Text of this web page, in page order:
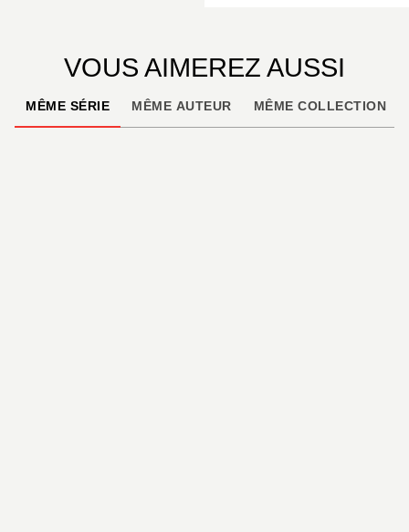
VOUS AIMEREZ AUSSI
MÊME SÉRIE MÊME AUTEUR MÊME COLLECTION